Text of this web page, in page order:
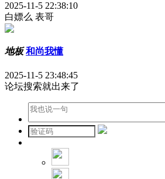
2025-11-5 22:38:10
白嫖么 表哥
地板 和尚我懂
2025-11-5 23:48:45
论坛搜索就出来了